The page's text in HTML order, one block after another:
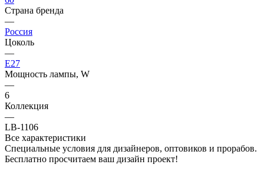
Страна бренда
—
Россия
Цоколь
—
E27
Мощность лампы, W
—
6
Коллекция
—
LB-1106
Все характеристики
Специальные условия для дизайнеров, оптовиков и прорабов.
Бесплатно просчитаем ваш дизайн проект!